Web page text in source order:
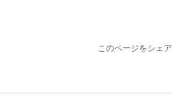
このページをシェア